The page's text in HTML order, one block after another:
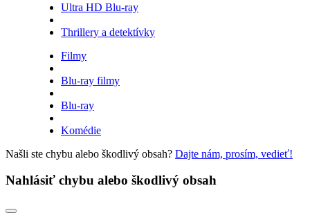
Ultra HD Blu-ray
Thrillery a detektívky
Filmy
Blu-ray filmy
Blu-ray
Komédie
Našli ste chybu alebo škodlivý obsah? Dajte nám, prosím, vedieť!
Nahlásiť chybu alebo škodlivý obsah